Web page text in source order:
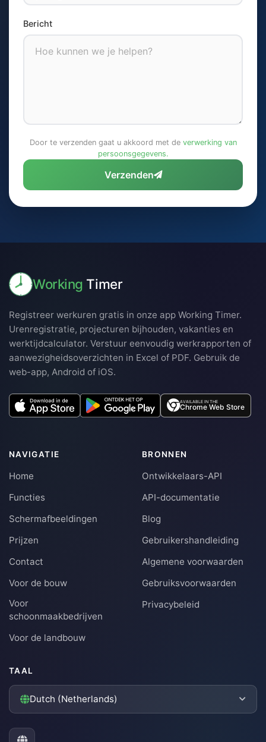
Bericht
Door te verzenden gaat u akkoord met de verwerking van
persoonsgegevens.
Verzenden
Working Timer
Registreer werkuren gratis in onze app Working Timer.
Urenregistratie, projecturen bijhouden, vakanties en
werktijdcalculator. Verstuur eenvoudig werkrapporten of
aanwezigheidsoverzichten in Excel of PDF. Gebruik de
web-app, Android of iOS.
AVAILABLE IN THE
Chrome Web Store
NAVIGATIE
Home
Functies
Schermafbeeldingen
Prijzen
Contact
Voor de bouw
Voor
schoonmaakbedrijven
Voor de landbouw
BRONNEN
Ontwikkelaars-API
API-documentatie
Blog
Gebruikershandleiding
Algemene voorwaarden
Gebruiksvoorwaarden
Privacybeleid
TAAL
Dutch (Netherlands)